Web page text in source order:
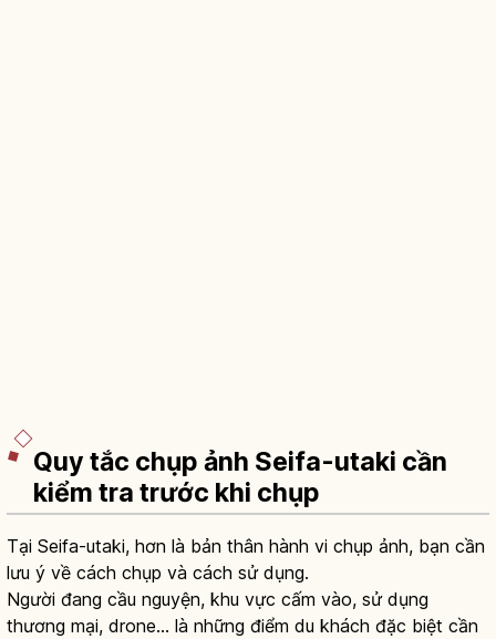
Quy tắc chụp ảnh Seifa-utaki cần
kiểm tra trước khi chụp
Tại Seifa-utaki, hơn là bản thân hành vi chụp ảnh, bạn cần
lưu ý về cách chụp và cách sử dụng.
Người đang cầu nguyện, khu vực cấm vào, sử dụng
thương mại, drone… là những điểm du khách đặc biệt cần